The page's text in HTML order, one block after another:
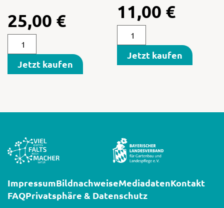
25,00 €
Jetzt kaufen
11,00 €
Jetzt kaufen
ImpressumBildnachweiseMediadatenKontakt
FAQPrivatsphäre & Datenschutz